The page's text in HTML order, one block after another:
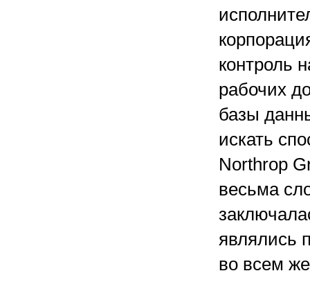
контроль
рабочих
базы
искать
Northrop
весьма
являлись
во всем